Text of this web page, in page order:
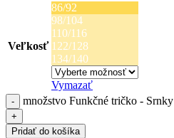
Veľkosť
86/92
98/104
110/116
122/128
134/140
Vymazať
množstvo Funkčné tričko - Srnky
Pridať do košíka